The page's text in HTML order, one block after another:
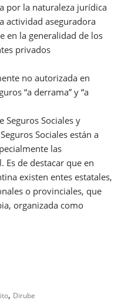
por la naturaleza jurídica
actividad aseguradora
en la generalidad de los
privados
no autorizada en
“a derrama” y “a
Seguros Sociales y
Sociales están a
las
Es de destacar que en
existen entes estatales,
o provinciales, que
organizada como
, Dirube